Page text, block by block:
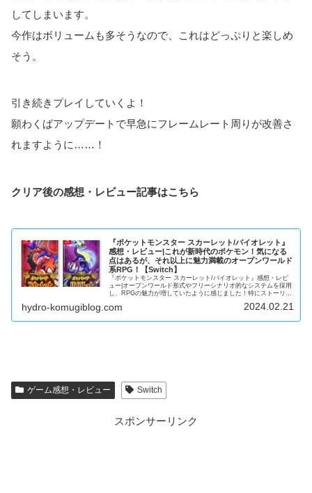
してしまいます。
今作はボリュームも多そうなので、これはどっぷりと楽しめ
そう。
引き続きプレイしていくよ！
願わくばアップデートで早急にフレームレート周りが改善さ
れますように……！
クリア後の感想・レビュー記事はこちら
『ポケットモンスター スカーレット/バイオレット』
感想・レビュー|これが新時代のポケモン！気になる
点はあるが、それ以上に魅力満載のオープンワールド
系RPG！【Switch】
『ポケットモンスター スカーレット/バイオレット』感想・レビ
ュー|オープンワールド形式やフリーシナリオ的なシステムを採用
し、RPGの魅力が増していたように感じました！特にストーリー
hydro-komugiblog.com 2024.02.21
ゲーム感想・レビュー Switch
スポンサーリンク